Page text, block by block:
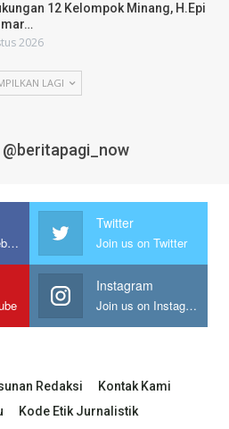
12 Kelompok Minang, H.Epi
2026
LAGI
@beritapagi_now
Join us on Facebook
Twitter
Join us on Twitter
Instagram
Join us on Instagram
Redaksi
Kontak Kami
Kode Etik Jurnalistik